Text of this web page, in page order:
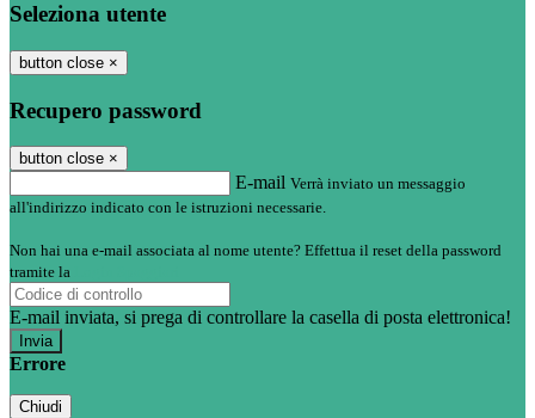
Seleziona utente
button close ×
Recupero password
button close ×
E-mail Verrà inviato un messaggio
all'indirizzo indicato con le istruzioni necessarie.
Non hai una e-mail associata al nome utente? Effettua il reset della password
tramite la
E-mail inviata, si prega di controllare la casella di posta elettronica!
Errore
Chiudi